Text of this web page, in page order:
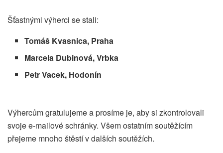
Šťastnými výherci se stali:
Tomáš Kvasnica, Praha
Marcela Dubinová, Vrbka
Petr Vacek, Hodonín
Výhercům gratulujeme a prosíme je, aby si zkontrolovali
svoje e-mailové schránky. Všem ostatním soutěžícím
přejeme mnoho štěstí v dalších soutěžích.